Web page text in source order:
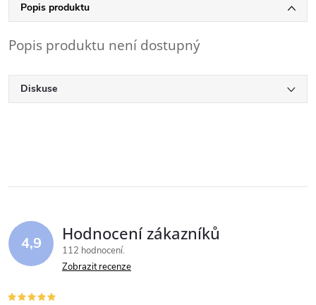
Popis produktu
Popis produktu není dostupný
Diskuse
4,9 Hodnocení zákazníků
112 hodnocení
Zobrazit recenze